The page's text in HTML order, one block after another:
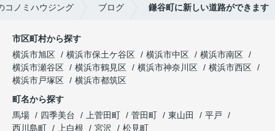
コノミハウジング ブログ 鎌谷町に新しい道路ができます
市区町村から探す
横浜市旭区
横浜市保土ケ谷区 横浜市中区
横浜市南区
横浜市瀬谷区
横浜市鶴見区 横浜市神奈川区
横浜市西区
横浜市戸塚区
横浜市都筑区
町名から探す
馬場
四季美台 上菅田町 菅田町 東山田
平戸
西川島町
上白根 宮沢
松見町